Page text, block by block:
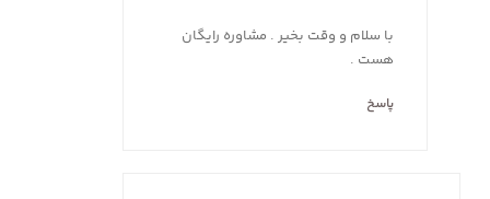
با سلام و وقت بخیر . مشاوره رایگان
هست .
پاسخ